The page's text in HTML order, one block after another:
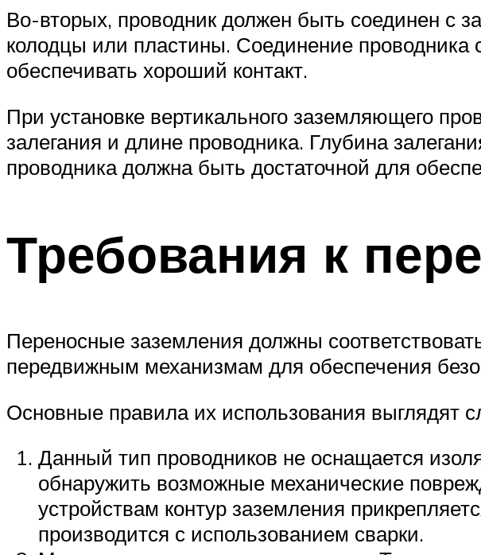
Во-вторых, проводник должен быть соединен с
колодцы или пластины. Соединение
обеспечивать хороший контакт.
При установке вертикального заземляющего
залегания и длине проводника. Глубина
проводника должна быть достаточной для
Требования к
Переносные заземления должны
передвижным механизмам для обеспечения
Основные правила их использования выглядят
Данный тип проводников не оснащается
обнаружить возможные механические
устройствам контур заземления
производится с использованием сварки.